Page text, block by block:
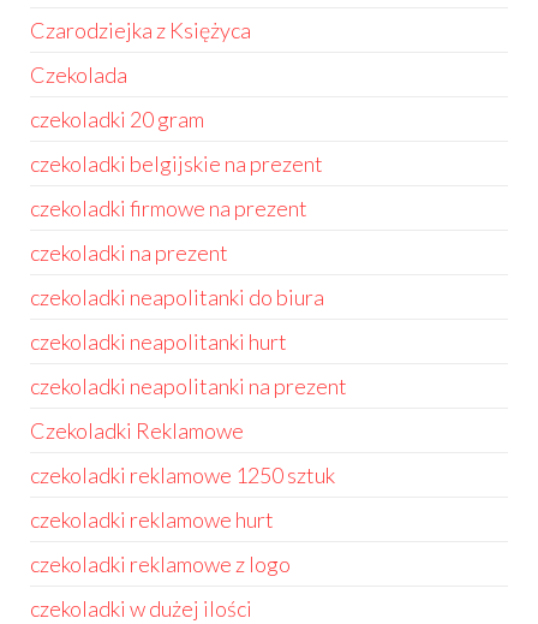
Czarodziejka z Księżyca
Czekolada
czekoladki 20 gram
czekoladki belgijskie na prezent
czekoladki firmowe na prezent
czekoladki na prezent
czekoladki neapolitanki do biura
czekoladki neapolitanki hurt
czekoladki neapolitanki na prezent
Czekoladki Reklamowe
czekoladki reklamowe 1250 sztuk
czekoladki reklamowe hurt
czekoladki reklamowe z logo
czekoladki w dużej ilości